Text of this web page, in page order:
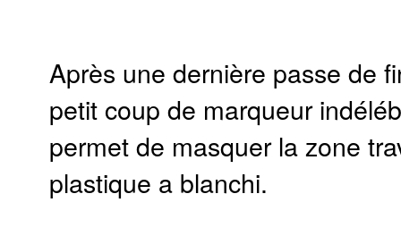
Après une dernière passe de
petit coup de marqueur
permet de masquer la zone
plastique a blanchi.